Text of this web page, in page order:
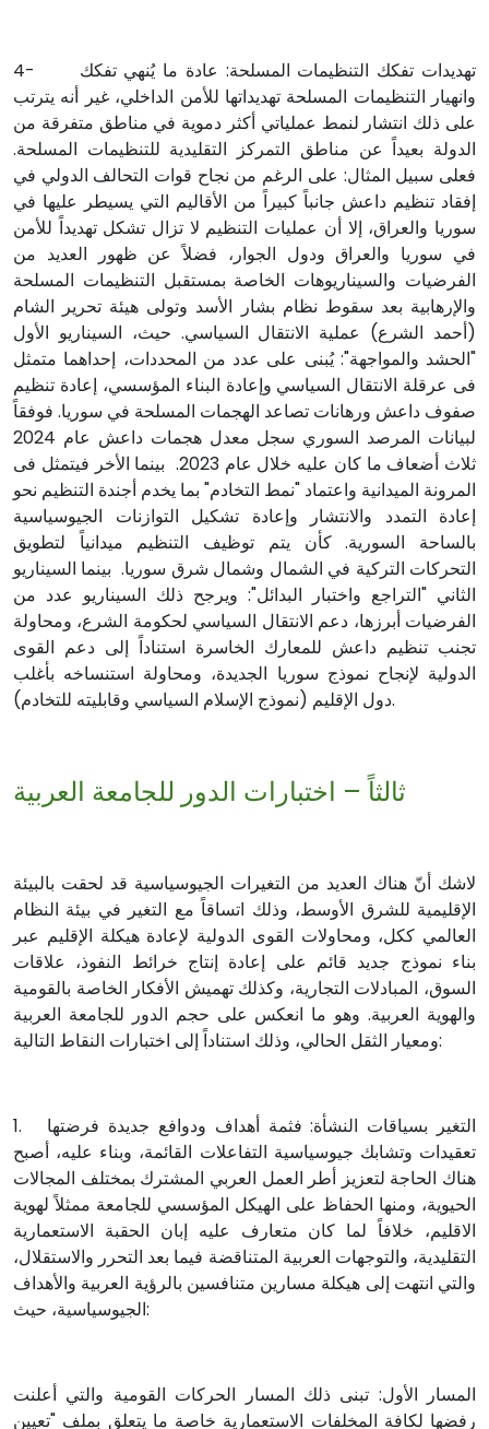
4- تهديدات تفكك التنظيمات المسلحة: عادة ما يُنهي تفكك
وانهيار التنظيمات المسلحة تهديداتها للأمن الداخلي، غير أنه يترتب
على ذلك انتشار لنمط عملياتي أكثر دموية في مناطق متفرقة من
الدولة بعيداً عن مناطق التمركز التقليدية للتنظيمات المسلحة.
فعلى سبيل المثال: على الرغم من نجاح قوات التحالف الدولي في
إفقاد تنظيم داعش جانباً كبيراً من الأقاليم التي يسيطر عليها في
سوريا والعراق، إلا أن عمليات التنظيم لا تزال تشكل تهديداً للأمن
في سوريا والعراق ودول الجوار، فضلاً عن ظهور العديد من
الفرضيات والسيناريوهات الخاصة بمستقبل التنظيمات المسلحة
والإرهابية بعد سقوط نظام بشار الأسد وتولى هيئة تحرير الشام
(أحمد الشرع) عملية الانتقال السياسي. حيث، السيناريو الأول
"الحشد والمواجهة": يُبنى على عدد من المحددات، إحداهما متمثل
فى عرقلة الانتقال السياسي وإعادة البناء المؤسسي، إعادة تنظيم
صفوف داعش ورهانات تصاعد الهجمات المسلحة في سوريا. فوفقاً
لبيانات المرصد السوري سجل معدل هجمات داعش عام 2024
ثلاث أضعاف ما كان عليه خلال عام 2023. بينما الأخر فيتمثل فى
المرونة الميدانية واعتماد "نمط التخادم" بما يخدم أجندة التنظيم نحو
إعادة التمدد والانتشار وإعادة تشكيل التوازنات الجيوسياسية
بالساحة السورية. كأن يتم توظيف التنظيم ميدانياً لتطويق
التحركات التركية في الشمال وشمال شرق سوريا. بينما السيناريو
الثاني "التراجع واختبار البدائل": ويرجح ذلك السيناريو عدد من
الفرضيات أبرزها، دعم الانتقال السياسي لحكومة الشرع، ومحاولة
تجنب تنظيم داعش للمعارك الخاسرة استناداً إلى دعم القوى
الدولية لإنجاح نموذج سوريا الجديدة، ومحاولة استنساخه بأغلب
دول الإقليم (نموذج الإسلام السياسي وقابليته للتخادم).
ثالثاً – اختبارات الدور للجامعة العربية
لاشك أنّ هناك العديد من التغيرات الجيوسياسية قد لحقت بالبيئة
الإقليمية للشرق الأوسط، وذلك اتساقاً مع التغير في بيئة النظام
العالمي ككل، ومحاولات القوى الدولية لإعادة هيكلة الإقليم عبر
بناء نموذج جديد قائم على إعادة إنتاج خرائط النفوذ، علاقات
السوق، المبادلات التجارية، وكذلك تهميش الأفكار الخاصة بالقومية
والهوية العربية. وهو ما انعكس على حجم الدور للجامعة العربية
ومعيار الثقل الحالي، وذلك استناداً إلى اختبارات النقاط التالية:
1. التغير بسياقات النشأة: فثمة أهداف ودوافع جديدة فرضتها
تعقيدات وتشابك جيوسياسية التفاعلات القائمة، وبناء عليه، أصبح
هناك الحاجة لتعزيز أطر العمل العربي المشترك بمختلف المجالات
الحيوية، ومنها الحفاظ على الهيكل المؤسسي للجامعة ممثلاً لهوية
الاقليم، خلافاً لما كان متعارف عليه إبان الحقبة الاستعمارية
التقليدية، والتوجهات العربية المتناقضة فيما بعد التحرر والاستقلال،
والتي انتهت إلى هيكلة مسارين متنافسين بالرؤية العربية والأهداف
الجيوسياسية، حيث:
المسار الأول: تبنى ذلك المسار الحركات القومية والتي أعلنت
رفضها لكافة المخلفات الاستعمارية خاصة ما يتعلق بملف "تعيين